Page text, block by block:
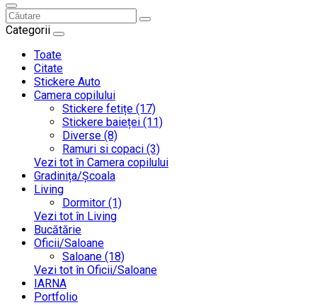
Categorii
Toate
Citate
Stickere Auto
Camera copilului
Stickere fetițe (17)
Stickere baieței (11)
Diverse (8)
Ramuri si copaci (3)
Vezi tot în Camera copilului
Gradinița/Școala
Living
Dormitor (1)
Vezi tot în Living
Bucătărie
Oficii/Saloane
Saloane (18)
Vezi tot în Oficii/Saloane
IARNA
Portfolio